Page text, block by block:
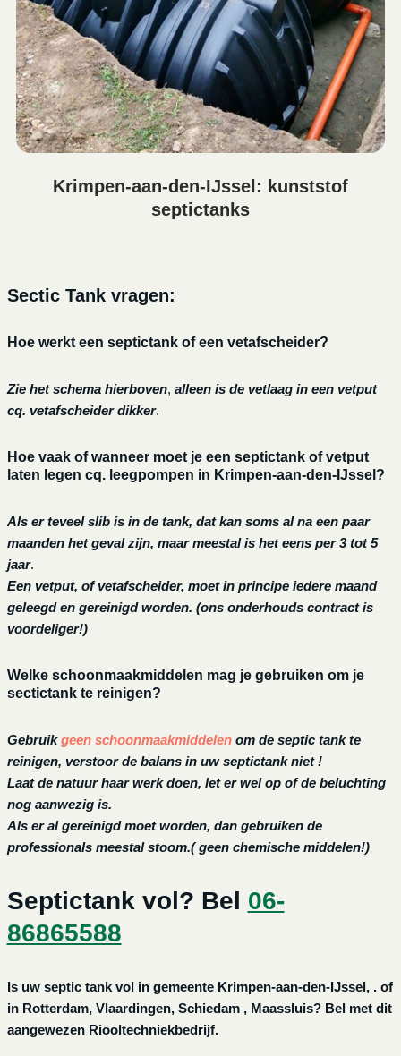
Krimpen-aan-den-IJssel: kunststof
septictanks
Sectic Tank vragen:
Hoe werkt een septictank of een vetafscheider?
Zie het schema hierboven, alleen is de vetlaag in een vetput
cq. vetafscheider dikker.
Hoe vaak of wanneer moet je een septictank of vetput
laten legen cq. leegpompen in Krimpen-aan-den-IJssel?
Als er teveel slib is in de tank, dat kan soms al na een paar
maanden het geval zijn, maar meestal is het eens per 3 tot 5
jaar.
Een vetput, of vetafscheider, moet in principe iedere maand
geleegd en gereinigd worden. (ons onderhouds contract is
voordeliger!)
Welke schoonmaakmiddelen mag je gebruiken om je
sectictank te reinigen?
Gebruikgeen schoonmaakmiddelen om de septic tank te
reinigen, verstoor de balans in uw septictank niet !
Laat de natuur haar werk doen, let er wel op of de beluchting
nog aanwezig is.
Als er al gereinigd moet worden, dan gebruiken de
professionals meestal stoom.( geen chemische middelen!)
Septictank vol? Bel 06-
86865588
Is uw septic tank vol in gemeente Krimpen-aan-den-IJssel, . of
in Rotterdam, Vlaardingen, Schiedam , Maassluis? Bel met dit
aangewezen Riooltechniekbedrijf.